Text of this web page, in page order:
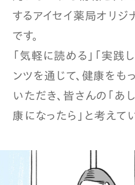
するアイセイ薬局オリジ
です。
「気軽に読める」「実践
ンツを通じて、健康をも
いただき、皆さんの「あ
康になったら」と考えてい